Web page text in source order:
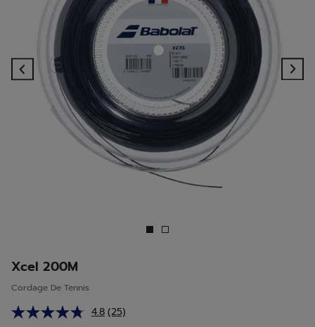
Previous
Xcel 200M
Cordage De Tennis
4.8 Lire
(25)